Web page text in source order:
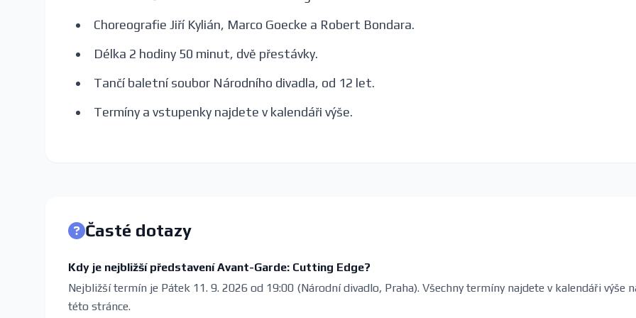
Choreografie Jiří Kylián, Marco Goecke a Robert Bondara.
Délka 2 hodiny 50 minut, dvě přestávky.
Tančí baletní soubor Národního divadla, od 12 let.
Termíny a vstupenky najdete v kalendáři výše.
Časté dotazy
Kdy je nejbližší představení Avant-Garde: Cutting Edge?
Nejbližší termín je Pátek 11. 9. 2026 od 19:00 (Národní divadlo, Praha). Všechny termíny najdete v kalendáři výše
této stránce.